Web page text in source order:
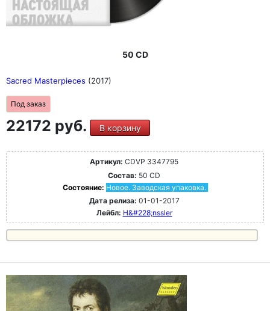
50 CD
Sacred Masterpieces (2017)
Под заказ
22172 руб. В корзину
Артикул: CDVP 3347795
Состав: 50 CD
Состояние: Новое. Заводская упаковка.
Дата релиза: 01-01-2017
Лейбл: H&#228;nssler